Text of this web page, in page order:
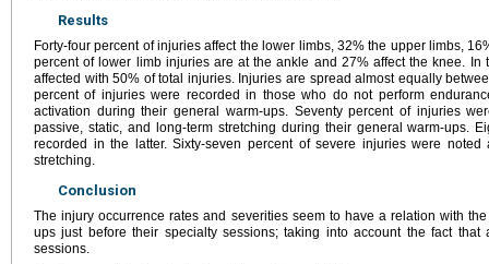
Results
Forty-four percent of injuries affect the lower limbs, 32% the upper limbs,
percent of lower limb injuries are at the ankle and 27% affect the knee. In
affected with 50% of total injuries. Injuries are spread almost equally
percent of injuries were recorded in those who do not perform
activation during their general warm-ups. Seventy percent of injuries
passive, static, and long-term stretching during their general warm-ups.
recorded in the latter. Sixty-seven percent of severe injuries were
stretching.
Conclusion
The injury occurrence rates and severities seem to have a relation with
ups just before their specialty sessions; taking into account the fact
sessions.